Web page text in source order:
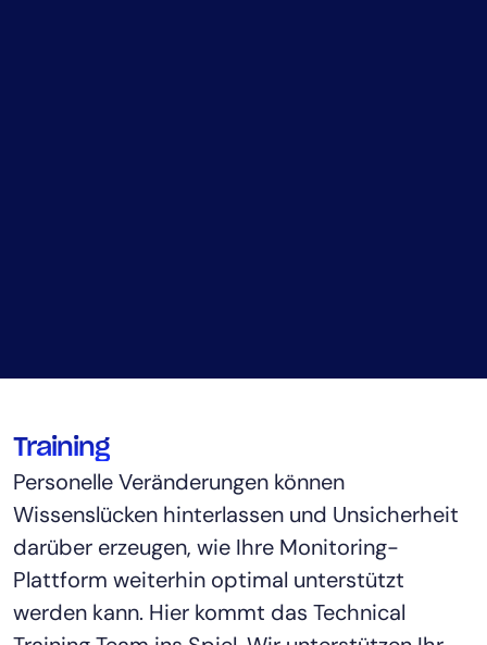
Training
Personelle Veränderungen können
Wissenslücken hinterlassen und Unsicherheit
darüber erzeugen, wie Ihre Monitoring-
Plattform weiterhin optimal unterstützt
werden kann. Hier kommt das Technical